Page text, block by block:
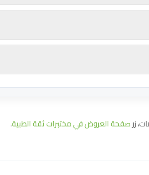
زرصفحة العروض في مختبرات ثقة الطبية.